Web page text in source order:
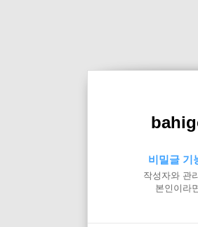
비밀글 기
작성자와 관
본인이라